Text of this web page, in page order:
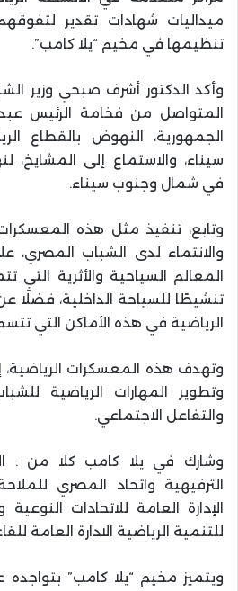
ميداليات شهادات تقدير
تنظيمها في مخيم “يلا كامب”.
وأكد الدكتور أشرف صبحي وزير
المتواصل من فخامة الرئيس
الجمهورية، النهوض بالقطاع
سيناء، والاستماع إلى المشايخ،
في شمال وجنوب سيناء.
وتابع، تنفيذ مثل هذه
والانتماء لدى الشباب المصري،
المعالم السياحية والأثرية التي
تنشيطًا للسياحة الداخلية، فضلًا
الرياضية في هذه الأماكن التي
وتهدف هذه المعسكرات الرياضية،
وتطوير المهارات الرياضية
والتفاعل الاجتماعي.
وشارك في يلا كامب كلا من :
الترفيهية واتحاد المصري
الإدارة العامة للاتحادات النوعية
للتنمية الرياضية الادارة العامة
ويتميز مخيم “يلا كامب”